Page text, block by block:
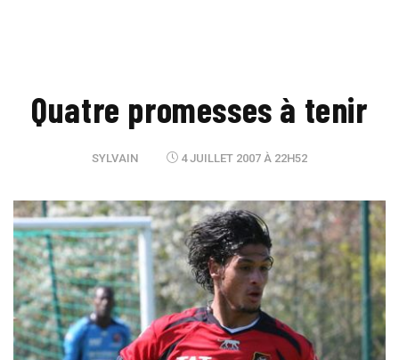
Quatre promesses à tenir
SYLVAIN 4 JUILLET 2007 À 22H52